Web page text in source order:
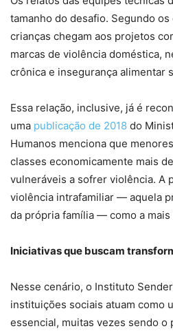
tamanho do desafio. Segundo
crianças chegam aos projetos
marcas de violência doméstica,
crônica e insegurança alimentar
Essa relação, inclusive, já é
uma publicação de 2018 do
Humanos menciona que
classes economicamente mais
vulneráveis a sofrer violência. A
violência intrafamiliar — aquela
da própria família — como a
Iniciativas que buscam
Nesse cenário, o Instituto
instituições sociais atuam como
essencial, muitas vezes sendo o